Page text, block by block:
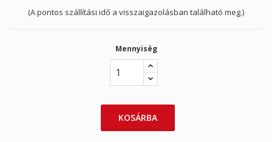
(A pontos szállítási idő a visszaigazolásban található meg.)
Mennyiség
KOSÁRBA
My wishlists
Kívánságlista létrehozása
Kívánságlista neve
Be kell jelentkezned a termékek kívánságlistába történő